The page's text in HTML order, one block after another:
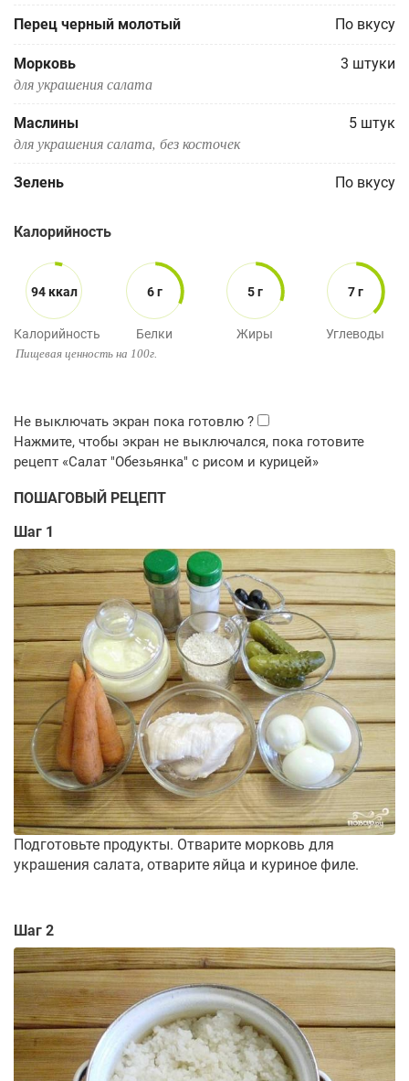
Перец черный молотый По вкусу
Морковь 3 штуки
для украшения салата
Маслины 5 штук
для украшения салата, без косточек
Зелень По вкусу
Калорийность
94 ккал
Калорийность
6 г
Белки
5 г
Жиры
7 г
Углеводы
Пищевая ценность на 100г.
ПОШАГОВЫЙ РЕЦЕПТ
Шаг 1
Подготовьте продукты. Отварите морковь для
украшения салата, отварите яйца и куриное филе.
Шаг 2